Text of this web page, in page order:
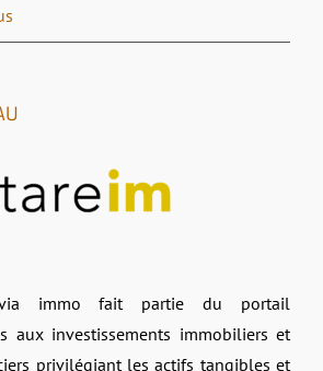
immo fait partie du portail
aux investissements immobiliers et
privilégiant les actifs tangibles et